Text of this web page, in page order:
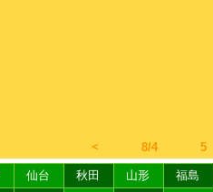
＜ 8/4 5
仙台 秋田 山形 福島